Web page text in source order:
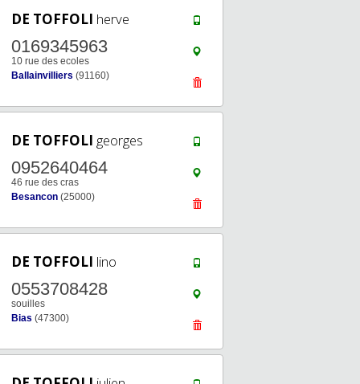
DE TOFFOLI herve
0169345963
10 rue des ecoles
Ballainvilliers (91160)
DE TOFFOLI georges
0952640464
46 rue des cras
Besancon (25000)
DE TOFFOLI lino
0553708428
souilles
Bias (47300)